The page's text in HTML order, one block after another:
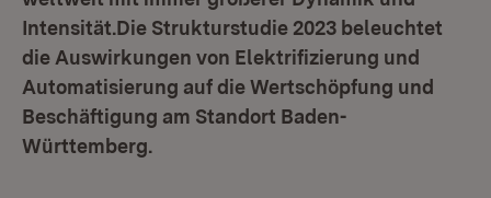
Intensität.Die Strukturstudie 2023 beleuchtet
die Auswirkungen von Elektrifizierung und
Automatisierung auf die Wertschöpfung und
Beschäftigung am Standort Baden-
Württemberg.